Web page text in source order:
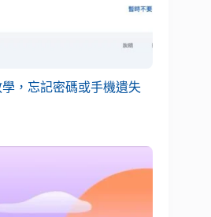
，忘記密碼或手機遺失